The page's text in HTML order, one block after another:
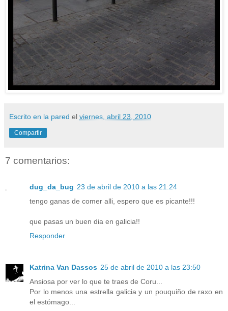
Escrito en la pared el viernes, abril 23, 2010
Compartir
7 comentarios:
dug_da_bug 23 de abril de 2010 a las 21:24
tengo ganas de comer alli, espero que es picante!!!
que pasas un buen dia en galicia!!
Responder
Katrina Van Dassos 25 de abril de 2010 a las 23:50
Ansiosa por ver lo que te traes de Coru...
Por lo menos una estrella galicia y un pouquiño de raxo en
el estómago...